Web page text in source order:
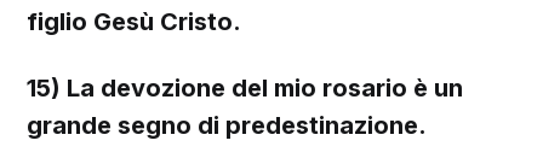
figlio Gesù Cristo.
15) La devozione del mio rosario è un
grande segno di predestinazione.